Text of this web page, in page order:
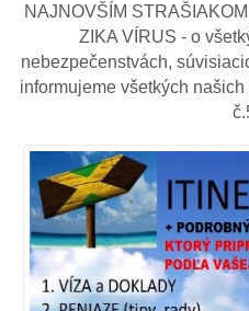
NAJNOVŠÍM
ZIKA VÍRUS - o
nebezpečenstvách,
informujeme všetkých